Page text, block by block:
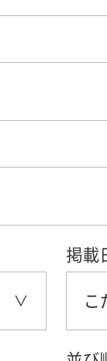
掲載
こ